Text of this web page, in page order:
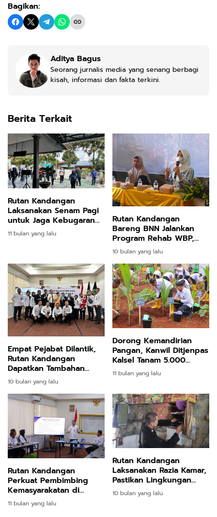
Bagikan:
Aditya Bagus
Seorang jurnalis media yang senang berbagi
kisah, informasi dan fakta terkini.
Berita Terkait
Rutan Kandangan
Laksanakan Senam Pagi
untuk Jaga Kebugaran
Petugas
11 bulan yang lalu
Rutan Kandangan
Bareng BNN Jalankan
Program Rehab WBP,
Fokus Pemulihan dan
Pencegahan
10 bulan yang lalu
Empat Pejabat Dilantik,
Rutan Kandangan
Dapatkan Tambahan
Kekuatan Baru
10 bulan yang lalu
Dorong Kemandirian
Pangan, Kanwil Ditjenpas
Kalsel Tanam 5.000
Pohon Kelapa di Tanah
11 bulan yang lalu
Rutan Kandangan
Perkuat Pembimbing
Kemasyarakatan di
Ditjenpas Kalsel
11 bulan yang lalu
Rutan Kandangan
Laksanakan Razia Kamar,
Pastikan Lingkungan
Hunian Aman
10 bulan yang lalu